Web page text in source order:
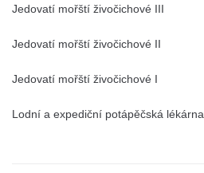
Jedovatí mořští živočichové III
Jedovatí mořští živočichové II
Jedovatí mořští živočichové I
Lodní a expediční potápěčská lékárna